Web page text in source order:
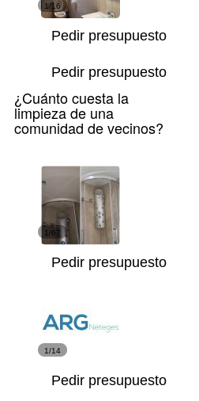
1/16
Pedir presupuesto
Pedir presupuesto
1/67
Pedir presupuesto
1/14
Pedir presupuesto
¿Cuánto cuesta la
limpieza de una
comunidad de vecinos?